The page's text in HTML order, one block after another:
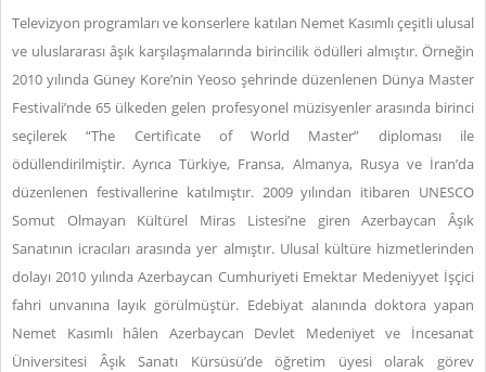
Televizyon programları ve konserlere katılan Nemet Kasımlı çeşitli ulusal
ve uluslararası âşık karşılaşmalarında birincilik ödülleri almıştır. Örneğin
2010 yılında Güney Kore’nin Yeoso şehrinde düzenlenen Dünya Master
Festivali’nde 65 ülkeden gelen profesyonel müzisyenler arasında birinci
seçilerek “The Certificate of World Master” diploması ile
ödüllendirilmiştir. Ayrıca Türkiye, Fransa, Almanya, Rusya ve İran’da
düzenlenen festivallerine katılmıştır. 2009 yılından itibaren UNESCO
Somut Olmayan Kültürel Miras Listesi’ne giren Azerbaycan Âşık
Sanatının icracıları arasında yer almıştır. Ulusal kültüre hizmetlerinden
dolayı 2010 yılında Azerbaycan Cumhuriyeti Emektar Medeniyyet İşçici
fahri unvanına layık görülmüştür. Edebiyat alanında doktora yapan
Nemet Kasımlı hâlen Azerbaycan Devlet Medeniyet ve İncesanat
Üniversitesi Âşık Sanatı Kürsüsü’de öğretim üyesi olarak görev